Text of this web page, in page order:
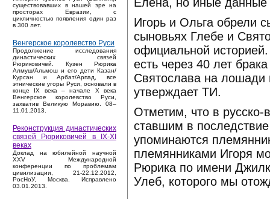
существовавших в нашей эре на
просторах Евразии, с
цикличностью появления один раз
в 300 лет.
Венгерское королевство Руси
Продолжение исследования
династических связей
Рюриковичей. Кузен Рюрика
Алмуш/Альмош и его дети Казан/
Курсан и Арбат/Арпад, все
этнические угоры Руси, основали в
конце IX века – начале X века
Венгерское королевство Руси,
захватив Великую Моравию. 08–
11.01.2013.
Реконструкция династических
связей Рюриковичей в IX-XI
веках
Доклад на юбилейной научной
XXV Международной
конференции по проблемам
цивилизации, 21-22.12.2012,
РосНоУ, Москва. Исправлено
03.01.2013.
Игорь и Ольга обрели
сыновьях Глебе и
официальной
есть через 40 лет
Святослава на лошади
утверждает ТИ.
Отметим, что в русско-
ставшим в
упоминаются
племянниками Игоря
Рюрика по имени
Улеб, которого мы